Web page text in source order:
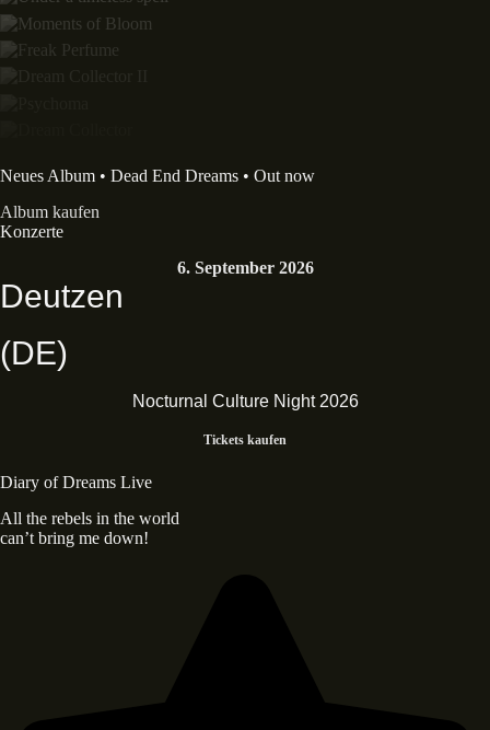
Neues Album • Dead End Dreams • Out now
Album kaufen
Konzerte
6. September 2026
Deutzen
(DE)
Nocturnal Culture Night 2026
Tickets kaufen
Diary of Dreams Live
All the rebels in the world
can’t bring me down!